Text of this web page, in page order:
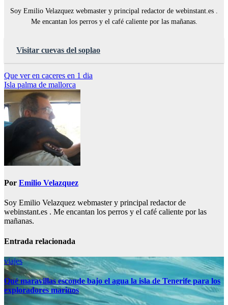
Soy Emilio Velazquez webmaster y principal redactor de webinstant.es .
Me encantan los perros y el café caliente por las mañanas.
Visitar cuevas del soplao
Navegación
de
entradas
Que ver en caceres en 1 dia
Isla palma de mallorca
Por Emilio Velazquez
Soy Emilio Velazquez webmaster y principal redactor de
webinstant.es . Me encantan los perros y el café caliente por las
mañanas.
Entrada relacionada
viajes
Qué maravillas esconde bajo el agua la isla de Tenerife para los
exploradores marinos